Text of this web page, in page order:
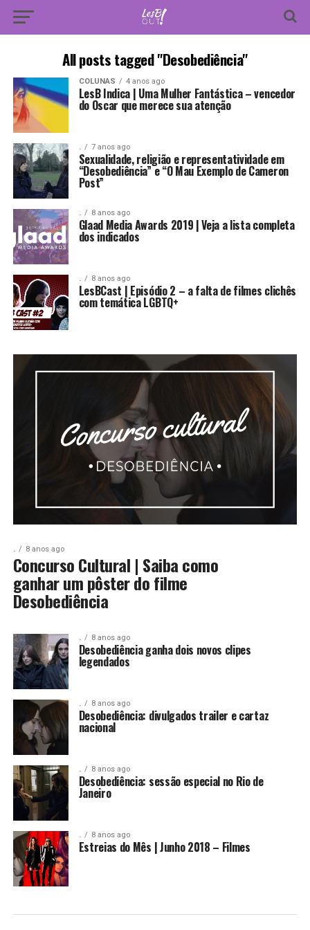
All posts tagged "Desobediência"
COLUNAS 4 anos ago
LesB Indica | Uma Mulher Fantástica – vencedor
do Oscar que merece sua atenção
. 7 anos ago
Sexualidade, religião e representatividade em
“Desobediência” e “O Mau Exemplo de Cameron
Post”
. 8 anos ago
Glaad Media Awards 2019 | Veja a lista completa
dos indicados
. 8 anos ago
LesBCast | Episódio 2 – a falta de filmes clichês
com temática LGBTQ+
. 8 anos ago
Concurso Cultural | Saiba como
ganhar um pôster do filme
Desobediência
. 8 anos ago
Desobediência ganha dois novos clipes
legendados
. 8 anos ago
Desobediência: divulgados trailer e cartaz
nacional
. 8 anos ago
Desobediência: sessão especial no Rio de
Janeiro
. 8 anos ago
Estreias do Mês | Junho 2018 – Filmes